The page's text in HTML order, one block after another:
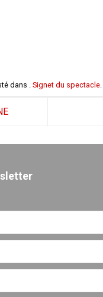
dans . Signet du spectacle.